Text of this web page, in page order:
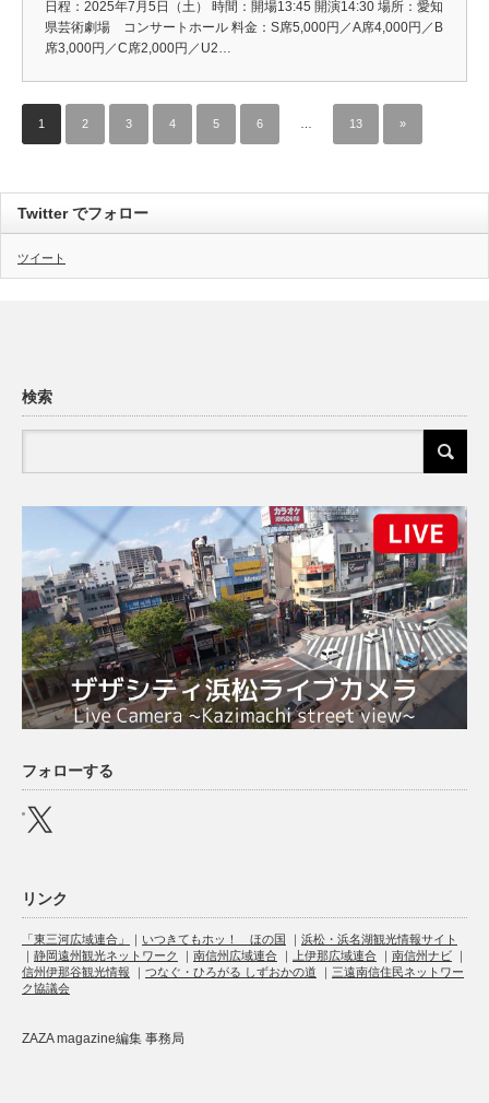
日程：2025年7月5日（土） 時間：開場13:45 開演14:30 場所：愛知
県芸術劇場 コンサートホール 料金：S席5,000円／A席4,000円／B
席3,000円／C席2,000円／U2…
1 2 3 4 5 6 13 »
Twitter でフォロー
ツイート
検索
フォローする
X
リンク
「東三河広域連合」 ｜ いつきてもホッ！ ほの国 ｜ 浜松・浜名湖観光情報サイト
｜ 静岡遠州観光ネットワーク ｜ 南信州広域連合 ｜ 上伊那広域連合 ｜ 南信州ナビ ｜
信州伊那谷観光情報 ｜ つなぐ・ひろがる しずおかの道 ｜ 三遠南信住民ネットワー
ク協議会
ZAZA magazine編集 事務局